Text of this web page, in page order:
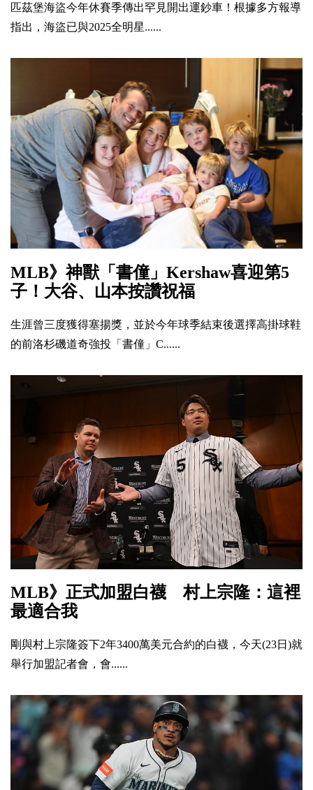
匹茲堡海盜今年休賽季傳出罕見開出運鈔車！根據多方報導
指出，海盜已與2025全明星......
MLB》神獸「書僮」Kershaw喜迎第5
子！大谷、山本按讚祝福
生涯曾三度獲得塞揚獎，並於今年球季結束後選擇高掛球鞋
的前洛杉磯道奇強投「書僮」C......
MLB》正式加盟白襪 村上宗隆：這裡
最適合我
剛與村上宗隆簽下2年3400萬美元合約的白襪，今天(23日)就
舉行加盟記者會，會......